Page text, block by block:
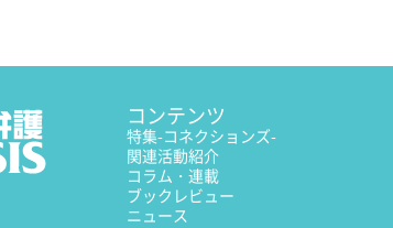
コンテンツ
特集-コネクションズ-
関連活動紹介
コラム・連載
ブックレビュー
ニュース